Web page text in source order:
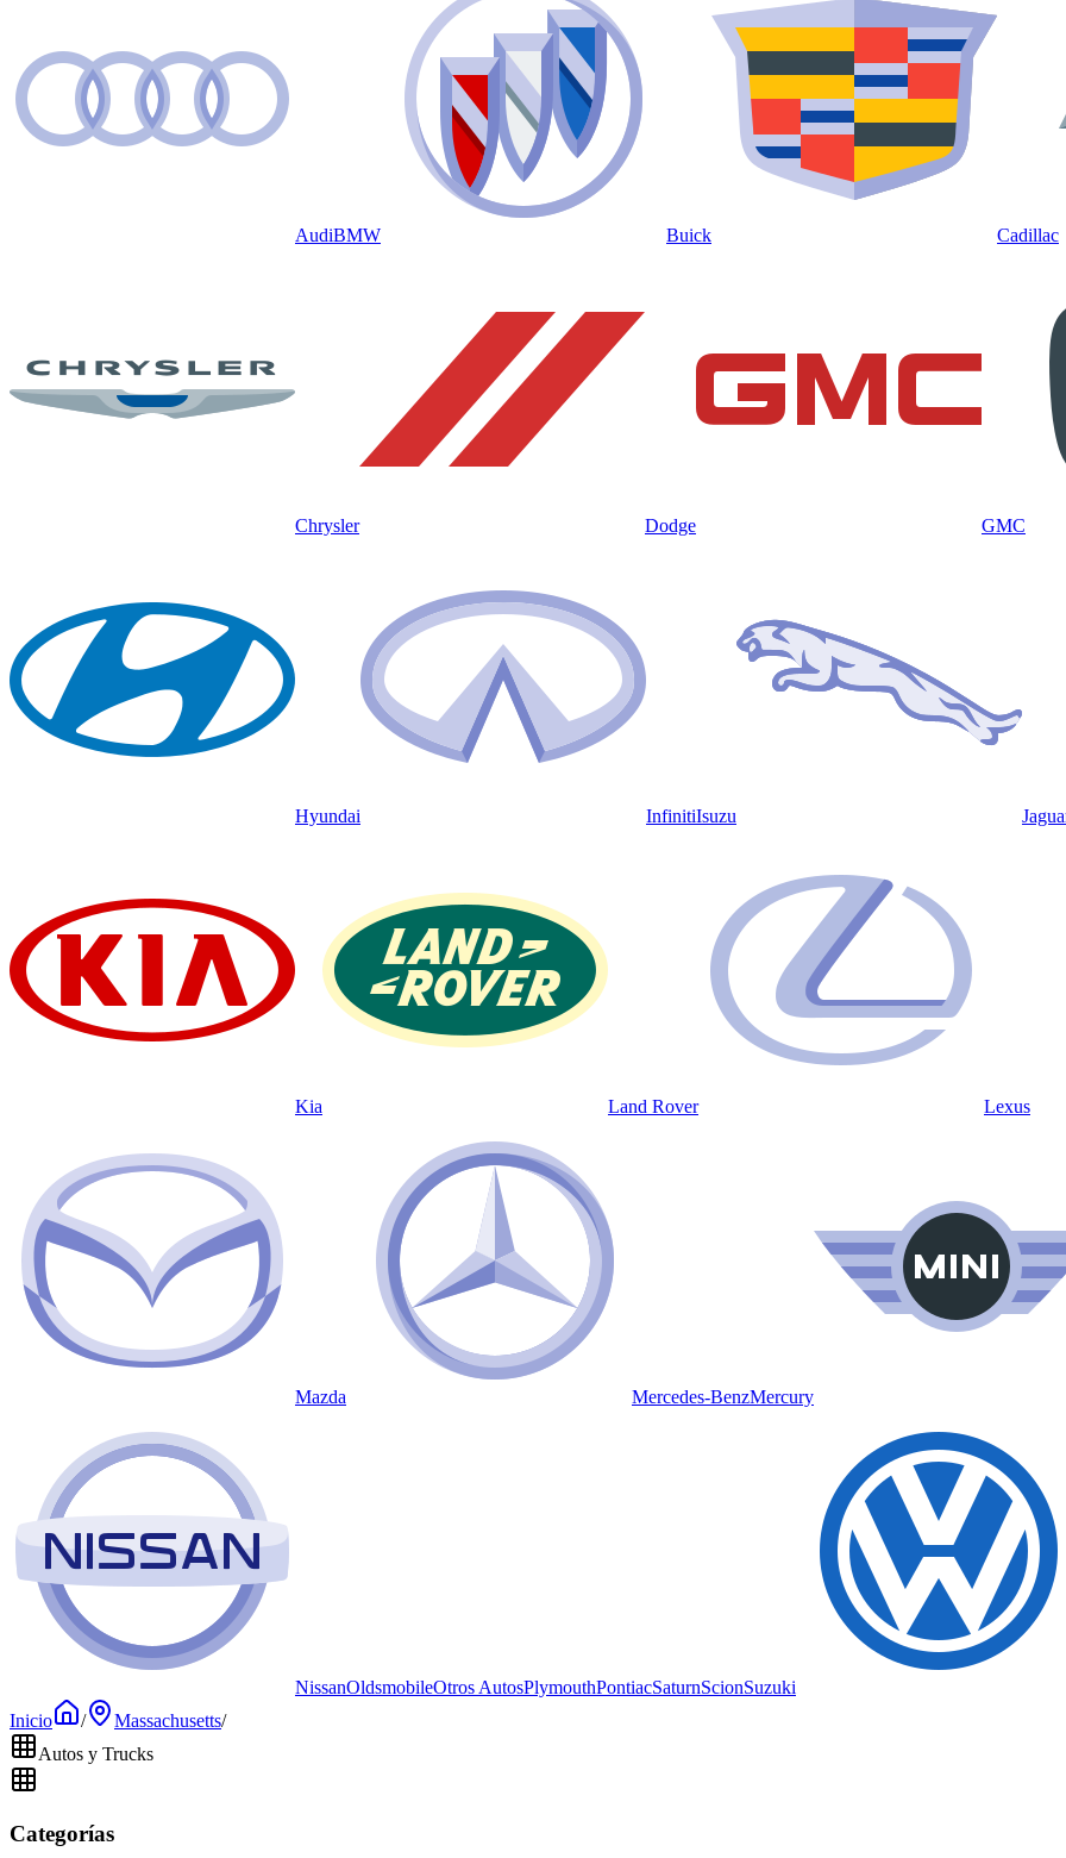
AudiBMW Buick Cadillac
Chrysler Dodge GMC
Hyundai InfinitiIsuzu
Kia Land Rover Lexus
Mazda Mercedes-BenzMercury
NissanOldsmobileOtros AutosPlymouthPontiacSaturnScionSuzuki
Inicio
/ Massachusetts/
Autos y Trucks
Categorías